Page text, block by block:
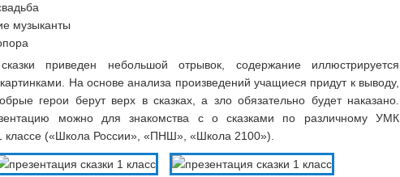
музыканты
приведен небольшой отрывок, содержание иллюстрируется
На основе анализа произведений учащиеся придут к выводу,
герои берут верх в сказках, а зло обязательно будет наказано.
можно для знакомства с о сказками по различному УМК
классе («Школа России», «ПНШ», «Школа 2100»).